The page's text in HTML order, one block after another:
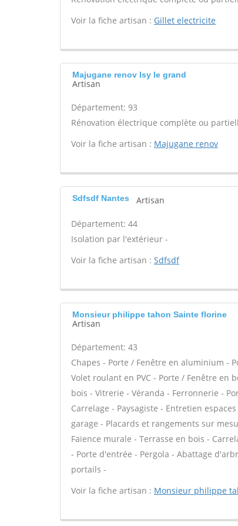
Voir la fiche artisan : Gillet electricite
Majugane renov Isy le grand
Artisan
Département: 93
Rénovation électrique complète ou
Voir la fiche artisan : Majugane renov
Sdfsdf Nantes Artisan
Département: 44
Isolation par l'extérieur -
Voir la fiche artisan : Sdfsdf
Monsieur philippe tahon Sainte florine
Artisan
Département: 43
Chapes - Porte / Fenêtre en aluminium -
Volet roulant en PVC - Porte / Fenêtre en
bois - Vitrerie - Véranda - Ferronnerie -
Carrelage - Paysagiste - Entretien
garage - Placards et rangements sur
Faïence murale - Terrasse en bois -
- Porte d'entrée - Pergola - Abattage
portails -
Voir la fiche artisan : Monsieur philippe